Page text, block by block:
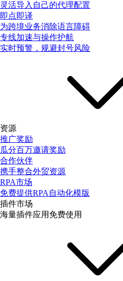
灵活导入自己的代理配置
即点即译
为跨境业务消除语言障碍
专线加速与操作护航
实时预警，规避封号风险
资源
推广奖励
瓜分百万邀请奖励
合作伙伴
携手整合外贸资源
RPA市场
免费提供RPA自动化模版
插件市场
海量插件应用免费使用